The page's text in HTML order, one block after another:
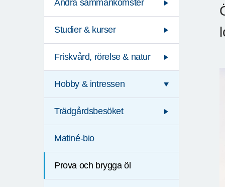
Andra sammankomster
Studier & kurser
Friskvård, rörelse & natur
Hobby & intressen
Trädgårdsbesöket
Matiné-bio
Prova och brygga öl